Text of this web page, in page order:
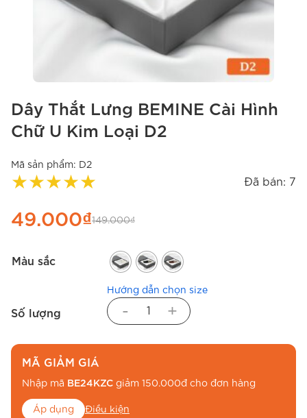
Dây Thắt Lưng BEMINE Cài Hình
Chữ U Kim Loại D2
Mã sản phẩm: D2
★★★★★ Đã bán: 7
49.000₫149.000₫
Màu sắc
Số lượng - +
Hướng dẫn chọn size
MÃ GIẢM GIÁ
Nhập mã BE24KZC giảm 150.000đ cho đơn hàng
Áp dụng Điều kiện